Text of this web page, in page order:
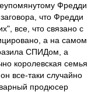
Фредди
что Фредди
все, что связано с
а на самом
СПИДом, а
королевская семья
все-таки случайно
продюсер